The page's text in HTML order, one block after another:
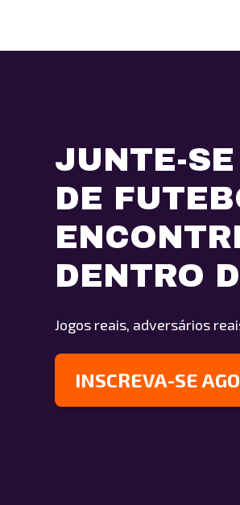
JUNTE-
DE
DENTRO
Jogos reais, adversários
INSCREVA-SE